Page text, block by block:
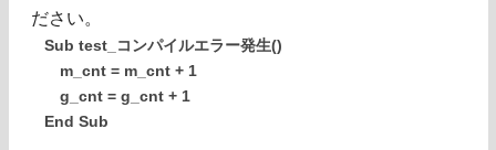
ださい。
Sub test_コンパイルエラー発生()
m_cnt = m_cnt + 1
g_cnt = g_cnt + 1
End Sub